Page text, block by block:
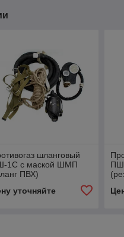
шланговый
1С с маской ШМП
ПВХ)
уточняйте